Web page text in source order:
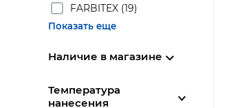
FARBITEX (19)
Показать еще
Наличие в магазине
Температура
нанесения